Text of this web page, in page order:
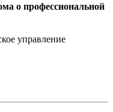
о профессиональной
управление